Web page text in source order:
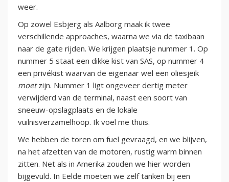
weer.
Op zowel Esbjerg als Aalborg maak ik twee
verschillende approaches, waarna we via de taxibaan
naar de gate rijden. We krijgen plaatsje nummer 1. Op
nummer 5 staat een dikke kist van SAS, op nummer 4
een privékist waarvan de eigenaar wel een oliesjeik
moetzijn. Nummer 1 ligt ongeveer dertig meter
verwijderd van de terminal, naast een soort van
sneeuw-opslagplaats en de lokale
vuilnisverzamelhoop. Ik voel me thuis.
We hebben de toren om fuel gevraagd, en we blijven,
na het afzetten van de motoren, rustig warm binnen
zitten. Net als in Amerika zouden we hier worden
bijgevuld. In Eelde moeten we zelf tanken bij een